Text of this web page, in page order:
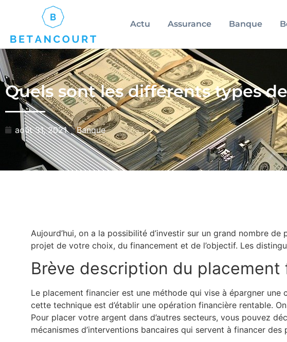
Actu Assurance Banque
Quels sont les différents types
août 31, 2021 Banque
Aujourd’hui, on a la possibilité d’investir sur un grand nombre
projet de votre choix, du financement et de l’objectif. Les
Brève description du placement
Le placement financier est une méthode qui vise à épargner
cette technique est d’établir une opération financière rentable.
Pour placer votre argent dans d’autres secteurs, vous pouvez
mécanismes d’interventions bancaires qui servent à financer